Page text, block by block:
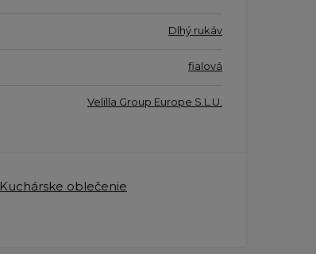
Dlhý rukáv
fialová
Velilla Group Europe S.L.U.
Kuchárske oblečenie